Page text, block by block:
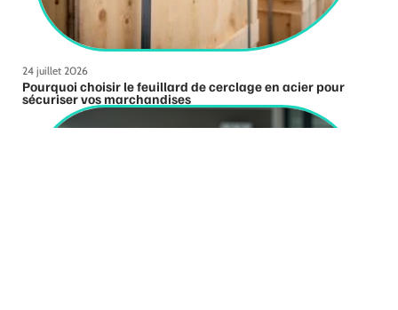
24 juillet 2026
Pourquoi choisir le feuillard de cerclage en acier pour
sécuriser vos marchandises